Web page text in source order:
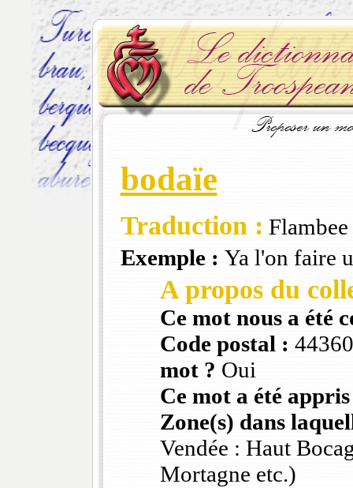
bodaïe
Traduction :
Exemple : Ya l'on faire
A propos du
Ce mot nous a été
Code postal :
mot ? Oui
Ce mot a été
Zone(s) dans
Vendée : Haut
Mortagne etc.)